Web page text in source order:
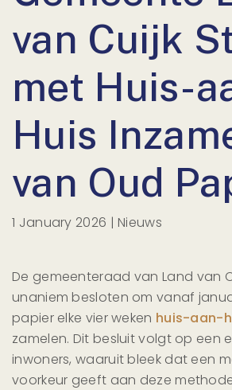
van Cuijk
met Huis-
Huis
van Oud
1 January 2026 | Nieuws
De gemeenteraad van Land van
unaniem besloten om vanaf
papier elke vier weken huis-aan-
zamelen. Dit besluit volgt op een
inwoners, waaruit bleek dat een
voorkeur geeft aan deze